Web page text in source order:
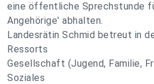
eine öffentliche Sprechstunde
Angehörige' abhalten.
Landesrätin Schmid betreut in
Ressorts
Gesellschaft (Jugend, Familie,
Soziales